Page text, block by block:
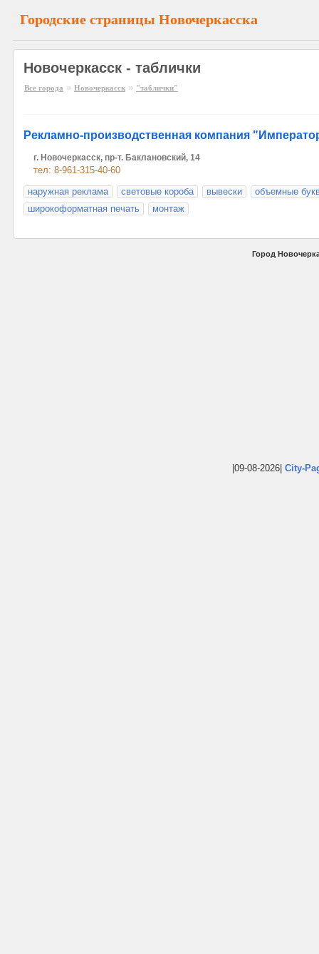
Городские страницы Новочеркасска
Новочеркасск - таблички
Все города » Новочеркасск » "таблички"
Рекламно-производственная компания
г. Новочеркасск, пр-т. Баклановский, 14
тел: 8-961-315-40-60
наружная реклама
световые короба вывески
объемные
широкоформатная печать
монтаж
Город
|09-08-2026| City-